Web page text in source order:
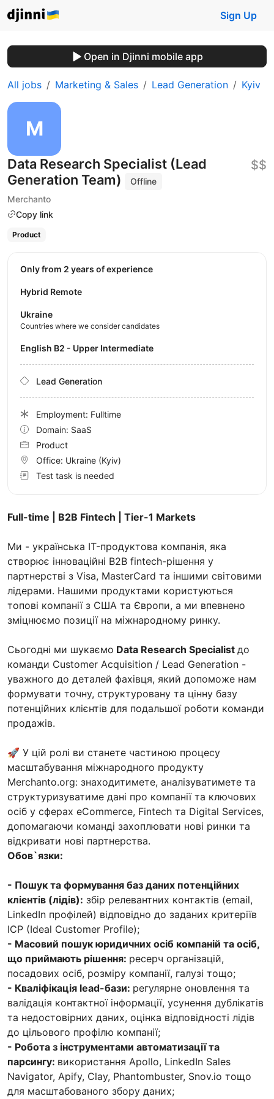
Sign Up
Open in Djinni mobile app
All jobs Marketing & Sales Lead Generation Kyiv
Data Research Specialist (Lead
Generation Team)
Offline
Merchanto
Copy link
$$
Product
Full-time | B2B Fintech | Tier-1 Markets
Ми - українська IT-продуктова компанія, яка
створює інноваційні B2B fintech-рішення у
партнерстві з Visa, MasterCard та іншими світовими
лідерами. Нашими продуктами користуються
топові компанії з США та Європи, а ми впевнено
зміцнюємо позиції на міжнародному ринку.
Сьогодні ми шукаємо Data Research Specialist до
команди Customer Acquisition / Lead Generation -
уважного до деталей фахівця, який допоможе нам
формувати точну, структуровану та цінну базу
потенційних клієнтів для подальшої роботи команди
продажів.
🚀 У цій ролі ви станете частиною процесу
масштабування міжнародного продукту
Merchanto.org: знаходитимете, аналізуватимете та
структуризуватиме дані про компанії та ключових
осіб у сферах eCommerce, Fintech та Digital Services,
допомагаючи команді захоплювати нові ринки та
відкривати нові партнерства.
Обов`язки:
- Пошук та формування баз даних потенційних
клієнтів (лідів): збір релевантних контактів (email,
LinkedIn профілей) відповідно до заданих критеріїв
ICP (Ideal Customer Profile);
- Масовий пошук юридичних осіб компаній та осіб,
що приймають рішення: ресерч організацій,
посадових осіб, розміру компанії, галузі тощо;
- Кваліфікація lead-бази: регулярне оновлення та
валідація контактної інформації, усунення дублікатів
та недостовірних даних, оцінка відповідності лідів
до цільового профілю компанії;
- Робота з інструментами автоматизації та
парсингу: використання Apollo, LinkedIn Sales
Navigator, Apify, Clay, Phantombuster, Snov.io тощо
для масштабованого збору даних;
Only from 2 years of experience
Hybrid Remote
Ukraine
Countries where we consider candidates
English B2 - Upper Intermediate
Lead Generation
Employment: Fulltime
Domain: SaaS
Product
Office: Ukraine (Kyiv)
Test task is needed